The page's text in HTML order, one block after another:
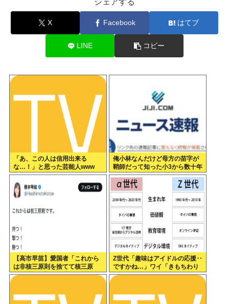
X Facebook はてブ
LINE コピー
「あ、この人は信用出来る
な…！」と思った芸能人www
俺小林なんだけど母方の苗字が
鞘師だって知った小3から数十年
毎日悔しくて泣いてる
【高市早苗】愛国者「これから
は非核三原則を捨てて核三原
則。持つ！撃つ！勝つ！核戦争
Z世代「趣味はアイドルの応援‥
ですかね…」ワイ「きもちわり
ーwww」